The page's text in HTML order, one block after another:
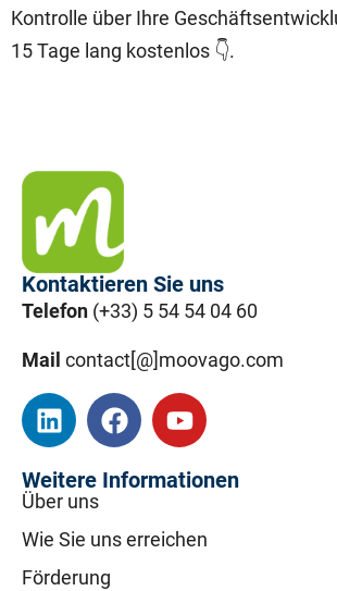
Kontrolle über Ihre
15 Tage lang kostenlos 👇.
Kontaktieren Sie uns
Telefon (+33) 5 54 54 04 60
Mail contact[@]moovago.com
Weitere Informationen
Über uns
Wie Sie uns erreichen
Förderung